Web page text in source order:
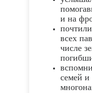
и на
всех
числе
семей и